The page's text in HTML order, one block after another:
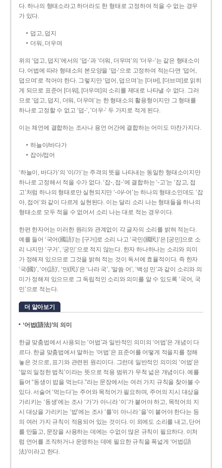
다. 하나의 형태소라고 하더라도 한 형태로 고정하여 적을 수 없는 경우
가 있다.
덥고, 덥지
더워, 더우며
위의 ‘덥고, 덥지’에서의 ‘덥-­’과 ‘더워, 더우며’의 ‘더우-­’는 같은 형태소이
다. 어법에 따라 형태소의 본모양을 ‘덥-­’으로 고정하여 적는다면 ‘덥어,
덥으며’로 적어야 한다. 그렇지만 ‘덥어, 덥으며’는 [더버], [더브며]로 읽히
게 되므로 표준어 [더워], [더우며]의 소리를 제대로 나타낼 수 없다. 그러
므로 ‘덥고, 덥지, 더워, 더우며’는 한 형태소의 활용형이지만 그 형태를
하나로 고정할 수 없고 ‘덥-’, ‘더우-’ 두 가지로 적게 된다.
이는 체언에 결합하는 조사나 용언 어간에 결합하는 어미도 마찬가지다.
하늘이/바다가
잡아/접어
‘하늘이, 바다가’의 ‘이/가’는 주격의 뜻을 나타내는 동일한 형태소이지만
하나로 고정해서 적을 수가 없다. ‘잡-, 접-’에 결합하는 ‘-고’는 ‘잡고, 접
고’처럼 하나의 형태로만 실현되지만 ‘-아/-어’는 하나의 형태소인데도 ‘잡
아, 접어’와 같이 다르게 실현된다. 이는 달리 소리 나는 형태들을 하나의
형태소로 모두 적을 수 없어서 소리 나는 대로 적는 경우이다.
한편 한자어는 이러한 원리와 관계없이 각 글자의 소리를 밝혀 적는다.
예를 들어 ‘국어(國語)’는 [구거]로 소리 나고 ‘국민(國民)’은 [궁민]으로 소
리 나지만 ‘구거’, ‘궁민’으로 적지 않는다. 한자 하나하나는 소리와 의미
가 정해져 있으므로 그것을 밝혀 적는 것이 독서에 효율적이다. 즉 한자
‘국(國)’, ‘어(語)’, ‘민(民)’은 ‘나라 국’, ‘말씀 어’, ‘백성 민’과 같이 소리와 의
미가 정해져 있으므로 그 독립적인 소리와 의미를 알 수 있도록 ‘국어, 국
민’으로 적는다.
더 알아보기
‘어법(語法)’의 의미
한글 맞춤법에서 사용되는 ‘어법’과 일반적인 의미의 ‘어법’은 개념이 다
르다. 한글 맞춤법에서 말하는 ‘어법’은 표준어를 어떻게 적을지를 정해
놓은 것으로, 표기와 관련된 원리이다. 그런데 일반적인 의미의 ‘어법’은
‘말의 일정한 법칙’이라는 뜻으로 적용 범위가 무척 넓은 개념이다. 예를
들어 “동생이 밥을 먹는다.”라는 문장에서는 여러 가지 규칙을 찾아볼 수
있다. 서술어 ‘먹는다’는 주어와 목적어가 필요하며, 주어의 지시 대상을
가리키는 ‘동생’에는 조사 ‘가’가 아니라 ‘이’가 붙어야 하고, 목적어의 지
시 대상을 가리키는 ‘밥’에는 조사 ‘를’이 아니라 ‘을’이 붙어야 한다는 등
의 여러 가지 규칙이 적용되어 있는 것이다. 이 외에도 소리를 내고, 단어
를 만들고, 문장을 사용하는 데에는 수없이 많은 규칙이 필요하다. 이처
럼 언어를 조직하거나 운영하는 데에 필요한 규칙을 폭넓게 ‘어법(語
法)’이라고 한다.